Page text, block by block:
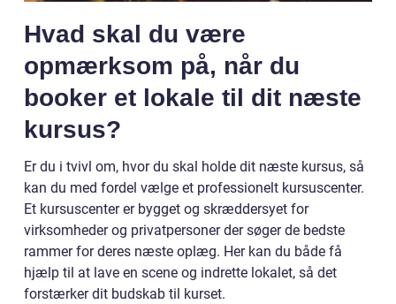
Hvad skal du være
opmærksom på, når du
booker et lokale til dit næste
kursus?
Er du i tvivl om, hvor du skal holde dit næste kursus, så
kan du med fordel vælge et professionelt kursuscenter.
Et kursuscenter er bygget og skræddersyet for
virksomheder og privatpersoner der søger de bedste
rammer for deres næste oplæg. Her kan du både få
hjælp til at lave en scene og indrette lokalet, så det
forstærker dit budskab til kurset.